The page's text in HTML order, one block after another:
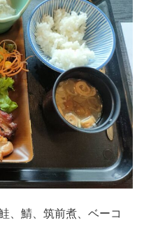
、鯖、筑前煮、ベーコ